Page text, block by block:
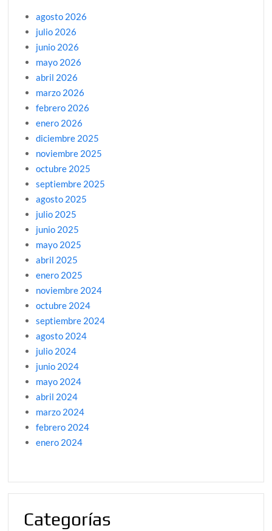
agosto 2026
julio 2026
junio 2026
mayo 2026
abril 2026
marzo 2026
febrero 2026
enero 2026
diciembre 2025
noviembre 2025
octubre 2025
septiembre 2025
agosto 2025
julio 2025
junio 2025
mayo 2025
abril 2025
enero 2025
noviembre 2024
octubre 2024
septiembre 2024
agosto 2024
julio 2024
junio 2024
mayo 2024
abril 2024
marzo 2024
febrero 2024
enero 2024
Categorías